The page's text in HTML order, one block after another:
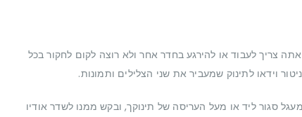
צריך לעבוד או להירגע בחדר אחר ולא רוצה לקום לחקור בכל
וידאו לתינוק שמעביר את שני הצלילים ותמונות.
סגור ליד או מעל העריסה של תינוקך, ובקש ממנו לשדר אודיו